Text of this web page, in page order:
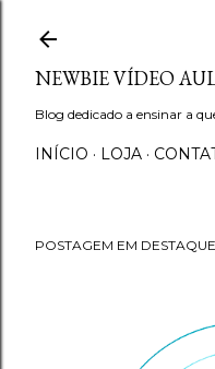
NEWBIE VÍDEO
Blog dedicado a ensinar a
INÍCIO LOJA
POSTAGEM EM